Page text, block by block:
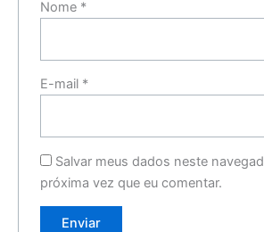
Nome *
E-mail *
Salvar meus dados neste
próxima vez que eu comentar.